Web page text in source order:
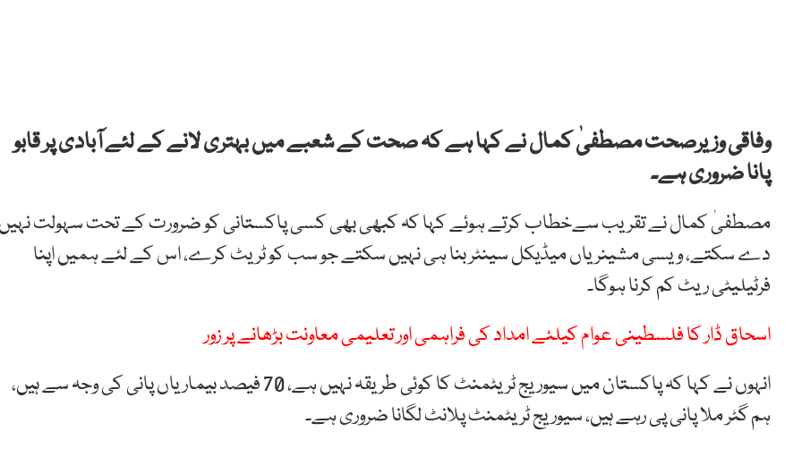
وفاقی وزیرصحت مصطفیٰ کمال نے کہا ہے کہصحت کے شعبے میں بہتری لانے کے لئے آبادی پر قابو
پانا ضروری ہے۔
مصطفیٰ کمال نے تقریب سےخطاب کرتے ہوئے کہا کہ کبھی بھی کسی پاکستانی کو ضرورت کے تحت سہولت
دے سکتے، ویسی مشینریاں میڈیکل سینٹر بنا ہی نہیں سکتے جو سب کو ٹریٹ کرے، اس کے لئے ہمیں اپنا
فرٹیلیٹی ریٹ کم کرنا ہوگا۔
اسحاق ڈار کا فلسطینی عوام کیلئے امداد کی فراہمی اور تعلیمی معاونت بڑھانے پر زور
انہوں نے کہا کہ پاکستان میں سیوریج ٹریٹمنٹ کا کوئی طریقہ نہیں ہے، 70 فیصد بیماریاں پانی کی وجہ سے ہیں،
ہم گٹر ملا پانی پی رہے ہیں، سیوریج ٹریٹمنٹ پلانٹ لگانا ضروری ہے۔